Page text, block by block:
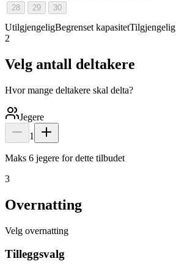
28
29 30
UtilgjengeligBegrenset kapasitetTilgjengelig
2
Velg antall deltakere
Hvor mange deltakere skal delta?
Jegere
1
Maks 6 jegere for dette tilbudet
3
Overnatting
Velg overnatting
Tilleggsvalg